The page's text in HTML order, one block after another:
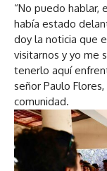
“No puedo hablar,
había estado
doy la noticia que
visitarnos y yo me
tenerlo aquí
señor Paulo
comunidad.